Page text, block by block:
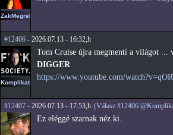
ZakMegrekken
#12406 - 2026.07.13 - 16:32,h
Komplikato
Tom Cruise újra megmenti a világot ...
DIGGER
https://www.youtube.com/
#12407 - 2026.07.13 - 17:53,h (Válasz #12406
Ez eléggé szarnak néz ki.